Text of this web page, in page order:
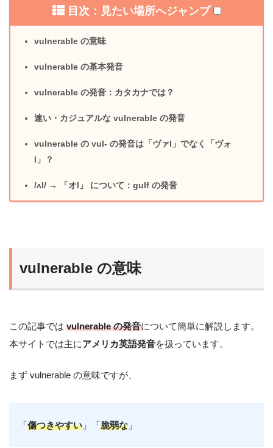
目次：見たい場所へジャンプ
vulnerable の意味
vulnerable の基本発音
vulnerable の発音：カタカナでは？
速い・カジュアルな vulnerable の発音
vulnerable の vul- の発音は「ヴァl」でなく「ヴォ
l」？
/ʌl/ → 「オl」 について：gulf の発音
vulnerable の意味
この記事では vulnerable の発音について簡単に解説します。
本サイトでは主にアメリカ英語発音を扱っています。
まず vulnerable の意味ですが、
「傷つきやすい 」「脆弱な 」